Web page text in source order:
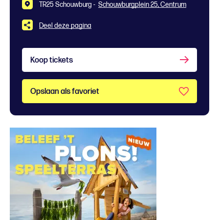
TR25 Schouwburg - Schouwburgplein 25, Centrum
Deel deze pagina
Koop tickets
Opslaan als favoriet